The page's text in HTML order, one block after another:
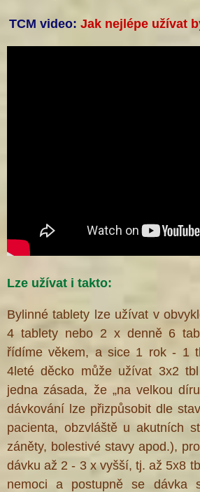
TCM video: Jak nejlépe užívat
Lze užívat i takto:
Bylinné tablety lze užívat v
4 tablety nebo 2 x denně 6
řídíme věkem, a sice 1 rok - 1
4leté děcko může užívat 3x2
jedna zásada, že „na velkou
dávkování lze přizpůsobit dle
pacienta, obzvláště u akutních
záněty, bolestivé stavy apod.),
dávku až 2 - 3 x vyšší, tj. až 5x8
nemoci a postupně se dávka